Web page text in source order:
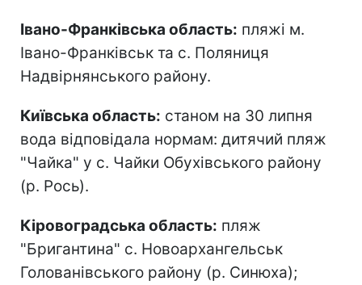
Івано-Франківська область: пляжі м.
Івано-Франківськ та с. Поляниця
Надвірнянського району.
Київська область: станом на 30 липня
вода відповідала нормам: дитячий пляж
"Чайка" у с. Чайки Обухівського району
(р. Рось).
Кіровоградська область: пляж
"Бригантина" с. Новоархангельськ
Голованівського району (р. Синюха);